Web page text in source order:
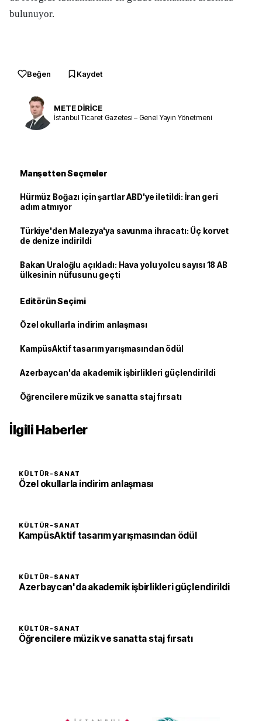
bulunuyor.
Beğen Kaydet
METE DİRİCE
İstanbul Ticaret Gazetesi – Genel Yayın Yönetmeni
Manşetten Seçmeler
Hürmüz Boğazı için şartlar ABD'ye iletildi: İran geri
adım atmıyor
Türkiye'den Malezya'ya savunma ihracatı: Üç korvet
de denize indirildi
Bakan Uraloğlu açıkladı: Hava yolu yolcu sayısı 18 AB
ülkesinin nüfusunu geçti
Editörün Seçimi
Özel okullarla indirim anlaşması
KampüsAktif tasarım yarışmasından ödül
Azerbaycan'da akademik işbirlikleri güçlendirildi
Öğrencilere müzik ve sanatta staj fırsatı
İlgili Haberler
KÜLTÜR-SANAT
Özel okullarla indirim anlaşması
KÜLTÜR-SANAT
KampüsAktif tasarım yarışmasından ödül
KÜLTÜR-SANAT
Azerbaycan'da akademik işbirlikleri güçlendirildi
KÜLTÜR-SANAT
Öğrencilere müzik ve sanatta staj fırsatı